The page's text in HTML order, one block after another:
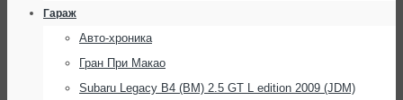
Гараж
Авто-хроника
Гран При Макао
Subaru Legacy B4 (BM) 2.5 GT L edition 2009 (JDM)